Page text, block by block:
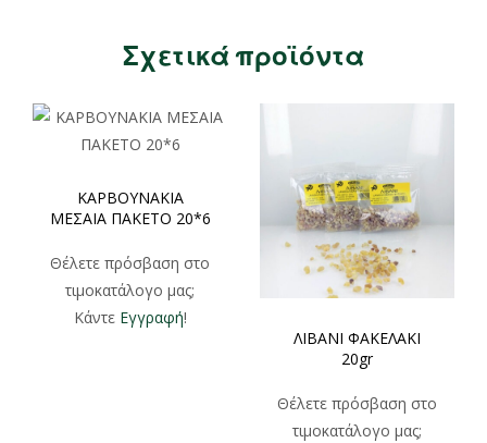
Σχετικά προϊόντα
ΚΑΡΒΟΥΝΑΚΙΑ
ΜΕΣΑΙΑ ΠΑΚΕΤΟ 20*6
Θέλετε πρόσβαση στο
τιμοκατάλογο μας;
Κάντε Εγγραφή!
ΛΙΒΑΝΙ ΦΑΚΕΛΑΚΙ
20gr
Θέλετε πρόσβαση στο
τιμοκατάλογο μας;